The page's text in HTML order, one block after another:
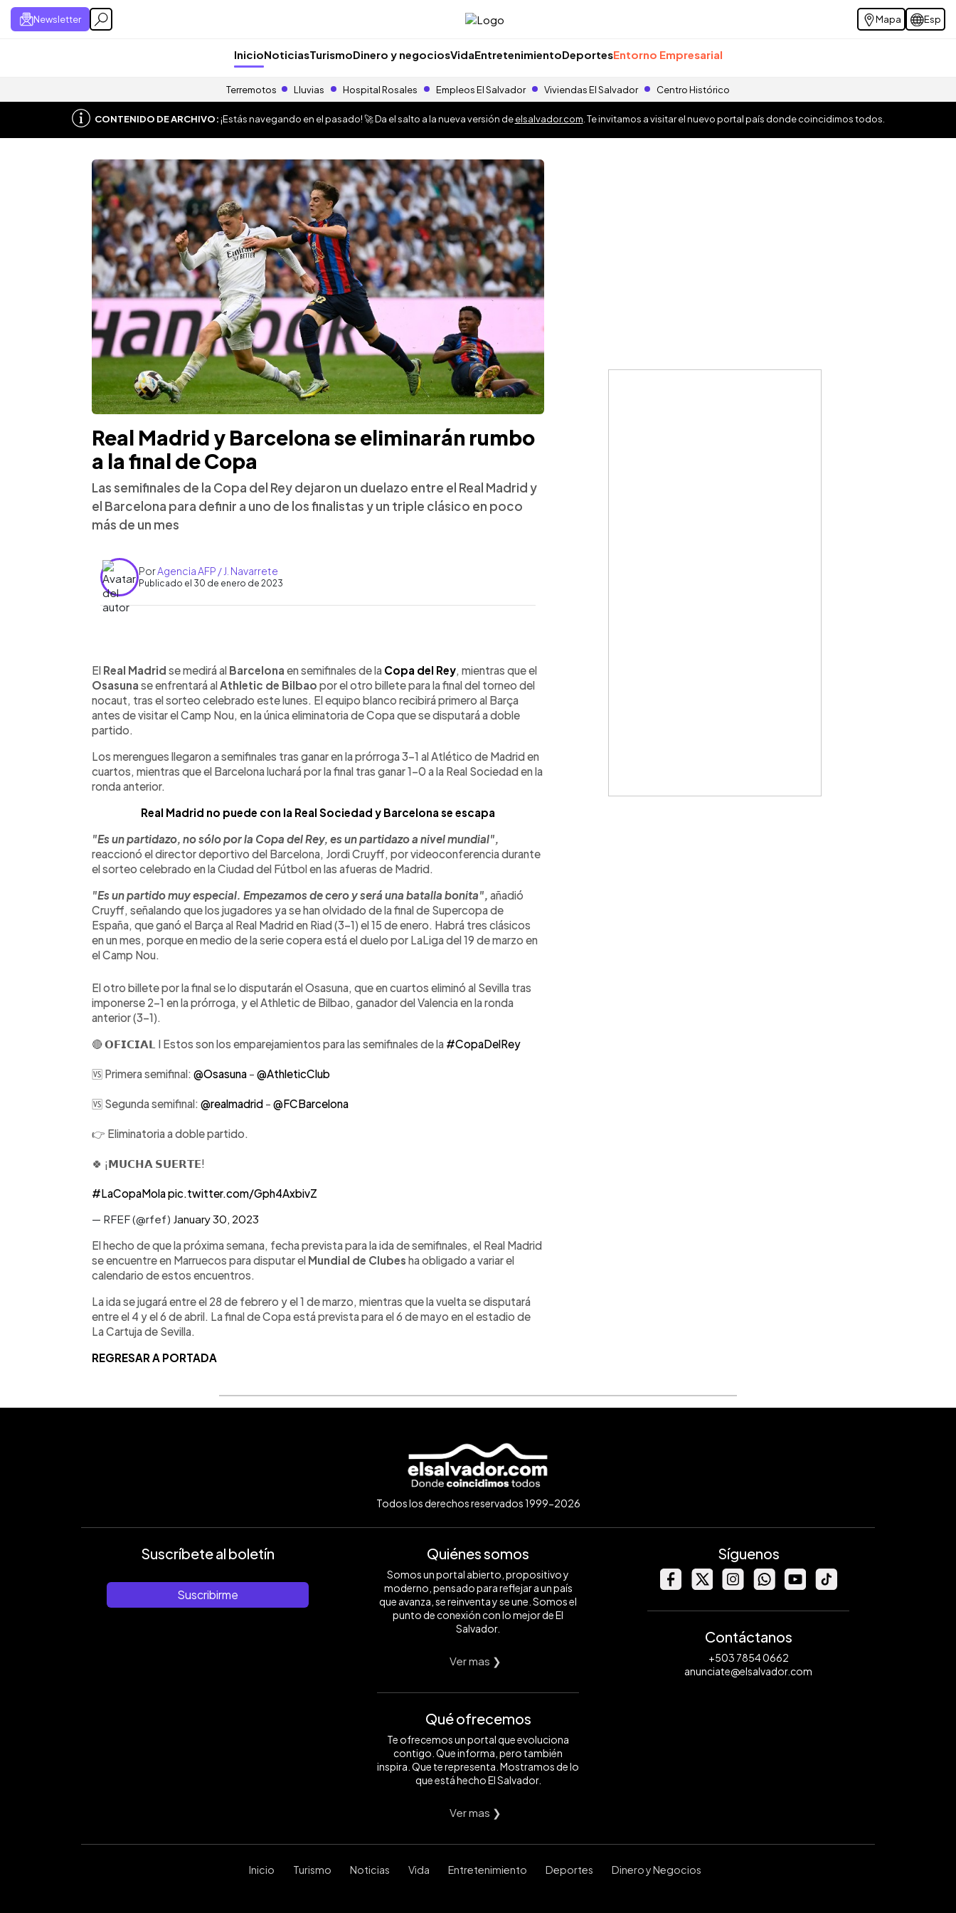
Newsletter Mapa Esp
InicioNoticiasTurismoDinero y negociosVidaEntretenimientoDeportesEntorno Empresarial
Terremotos Lluvias Hospital Rosales Empleos El Salvador Viviendas El Salvador Centro Histórico
CONTENIDO DE ARCHIVO:¡Estás navegando en el pasado! 🚀 Da el salto a la nueva versión deelsalvador.com . Te invitamos a visitar el nuevo portal país donde coincidimos todos.
Real Madrid y Barcelona se eliminarán rumbo
a la final de Copa
Las semifinales de la Copa del Rey dejaron un duelazo entre el Real Madrid y
el Barcelona para definir a uno de los finalistas y un triple clásico en poco
más de un mes
PorAgencia AFP / J. Navarrete
Publicado el 30 de enero de 2023
► Escuchar artículo
El Real Madrid se medirá al Barcelona en semifinales de la Copa del Rey , mientras que el
Osasuna se enfrentará al Athletic de Bilbao por el otro billete para la final del torneo del
nocaut, tras el sorteo celebrado este lunes. El equipo blanco recibirá primero al Barça
antes de visitar el Camp Nou, en la única eliminatoria de Copa que se disputará a doble
partido.
Los merengues llegaron a semifinales tras ganar en la prórroga 3-1 al Atlético de Madrid en
cuartos, mientras que el Barcelona luchará por la final tras ganar 1-0 a la Real Sociedad en la
ronda anterior.
Real Madrid no puede con la Real Sociedad y Barcelona se escapa
"Es un partidazo, no sólo por la Copa del Rey, es un partidazo a nivel mundial",
reaccionó el director deportivo del Barcelona, Jordi Cruyff, por videoconferencia durante
el sorteo celebrado en la Ciudad del Fútbol en las afueras de Madrid.
"Es un partido muy especial. Empezamos de cero y será una batalla bonita", añadió
Cruyff, señalando que los jugadores ya se han olvidado de la final de Supercopa de
España, que ganó el Barça al Real Madrid en Riad (3-1) el 15 de enero. Habrá tres clásicos
en un mes, porque en medio de la serie copera está el duelo por LaLiga del 19 de marzo en
el Camp Nou.
El otro billete por la final se lo disputarán el Osasuna, que en cuartos eliminó al Sevilla tras
imponerse 2-1 en la prórroga, y el Athletic de Bilbao, ganador del Valencia en la ronda
anterior (3-1).
🔴 𝗢𝗙𝗜𝗖𝗜𝗔𝗟 I Estos son los emparejamientos para las semifinales de la #CopaDelRey
🆚 Primera semifinal: @Osasuna - @AthleticClub
🆚 Segunda semifinal: @realmadrid - @FCBarcelona
👉 Eliminatoria a doble partido.
🍀 ¡𝗠𝗨𝗖𝗛𝗔 𝗦𝗨𝗘𝗥𝗧𝗘!
#LaCopaMolapic.twitter.com/Gph4AxbivZ
— RFEF (@rfef) January 30, 2023
El hecho de que la próxima semana, fecha prevista para la ida de semifinales, el Real Madrid
se encuentre en Marruecos para disputar el Mundial de Clubes ha obligado a variar el
calendario de estos encuentros.
La ida se jugará entre el 28 de febrero y el 1 de marzo, mientras que la vuelta se disputará
entre el 4 y el 6 de abril. La final de Copa está prevista para el 6 de mayo en el estadio de
La Cartuja de Sevilla.
REGRESAR A PORTADA
Todos los derechos reservados 1999-2026
Suscríbete al boletín
Suscribirme
Quiénes somos
Somos un portal abierto, propositivo y
moderno, pensado para reflejar a un país
que avanza, se reinventa y se une. Somos el
punto de conexión con lo mejor de El
Salvador.
Ver mas ❯
Qué ofrecemos
Te ofrecemos un portal que evoluciona
contigo. Que informa, pero también
inspira. Que te representa. Mostramos de lo
que está hecho El Salvador.
Ver mas ❯
Síguenos
Contáctanos
+503 7854 0662
anunciate@elsalvador.com
Inicio Turismo Noticias Vida Entretenimiento Deportes Dinero y Negocios